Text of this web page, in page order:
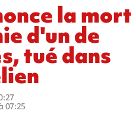
la mort
d'un de
tué dans
07:25